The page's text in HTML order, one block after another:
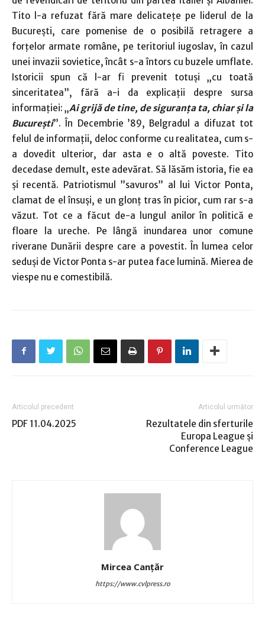
Tito l-a refuzat fără mare delicateţe pe liderul de la
Bucureşti, care pomenise de o posibilă retragere a
forţelor armate române, pe teritoriul iugoslav, în cazul
unei invazii sovietice, încât s-a întors cu buzele umflate.
Istoricii spun că l-ar fi prevenit totuşi „cu toată
sinceritatea”, fără a-i da explicaţii despre sursa
informaţiei: „Ai grijă de tine, de siguranţa ta, chiar şi la
Bucureşti”. În Decembrie ’89, Belgradul a difuzat tot
felul de informaţii, deloc conforme cu realitatea, cum s-
a dovedit ulterior, dar asta e o altă poveste. Tito
decedase demult, este adevărat. Să lăsăm istoria, fie ea
și recentă. Patriotismul ”savuros” al lui Victor Ponta,
clamat de el însuși, e un glonț tras în picior, cum rar s-a
văzut. Tot ce a făcut de-a lungul anilor în politică e
floare la ureche. Pe lângă inundarea unor comune
riverane Dunării despre care a povestit. În lumea celor
seduși de Victor Ponta s-ar putea face lumină. Mierea de
viespe nu e comestibilă.
Articolul precedent
PDF 11.04.2025
Articolul următor
Rezultatele din sferturile
Europa League şi
Conference League
Mircea Canţăr
https://www.cvlpress.ro